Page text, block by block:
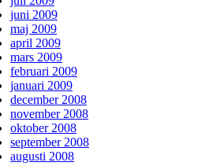
juni 2009
maj 2009
april 2009
mars 2009
februari 2009
januari 2009
december 2008
november 2008
oktober 2008
september 2008
augusti 2008